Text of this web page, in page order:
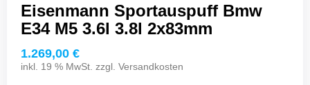
Eisenmann Sportauspuff Bmw
E34 M5 3.6l 3.8l 2x83mm
1.269,00 €
inkl. 19 % MwSt. zzgl. Versandkosten